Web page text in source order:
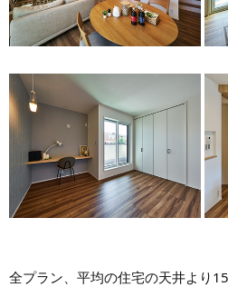
全プラン、平均の住宅の天井より